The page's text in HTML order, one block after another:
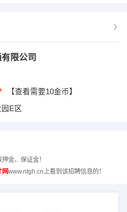
限公司
【查看需要10金币】
E区
金、保证金！
网www.ntgh.cn上看到该招聘信息的！